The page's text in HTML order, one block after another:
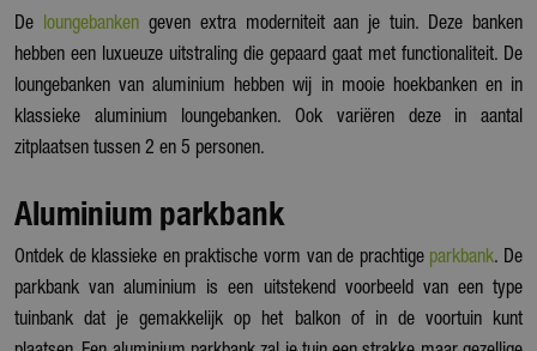
De loungebankengeven extra moderniteit aan je tuin. Deze banken
hebben een luxueuze uitstraling die gepaard gaat met functionaliteit. De
loungebanken van aluminium hebben wij in mooie hoekbanken en in
klassieke aluminium loungebanken. Ook variëren deze in aantal
zitplaatsen tussen 2 en 5 personen.
Aluminium parkbank
Ontdek de klassieke en praktische vorm van de prachtige parkbank. De
parkbank van aluminium is een uitstekend voorbeeld van een type
tuinbank dat je gemakkelijk op het balkon of in de voortuin kunt